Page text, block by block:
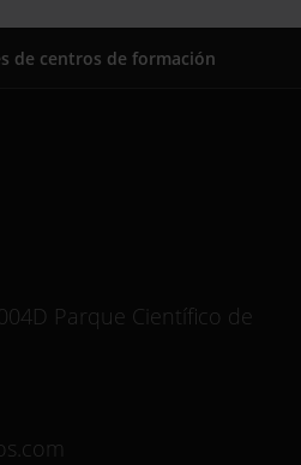
de centros de formación
Parque Científico de